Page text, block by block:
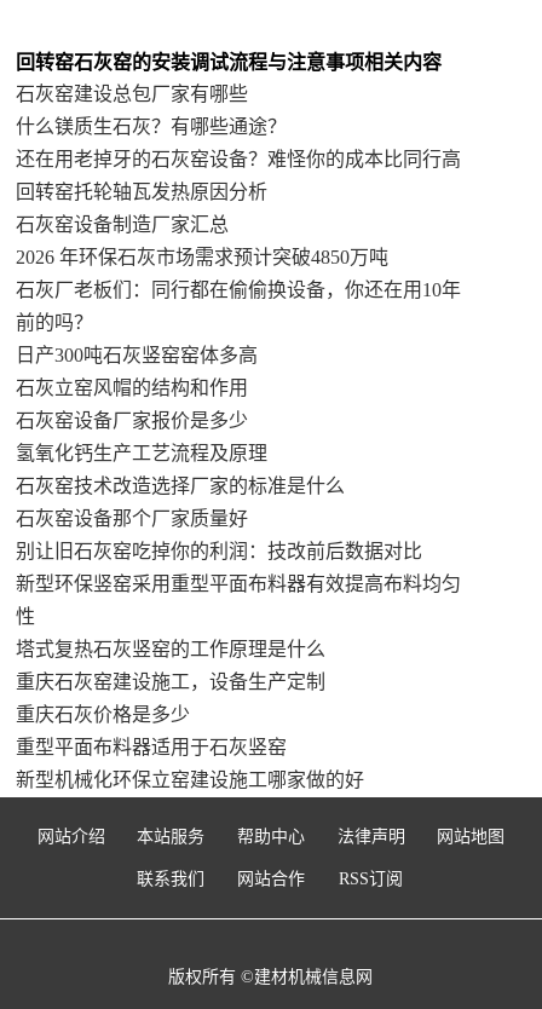
回转窑石灰窑的安装调试流程与注意事项相关内容
石灰窑建设总包厂家有哪些
什么镁质生石灰？有哪些通途？
还在用老掉牙的石灰窑设备？难怪你的成本比同行高
回转窑托轮轴瓦发热原因分析
石灰窑设备制造厂家汇总
2026 年环保石灰市场需求预计突破4850万吨
石灰厂老板们：同行都在偷偷换设备，你还在用10年
前的吗？
日产300吨石灰竖窑窑体多高
石灰立窑风帽的结构和作用
石灰窑设备厂家报价是多少
氢氧化钙生产工艺流程及原理
石灰窑技术改造选择厂家的标准是什么
石灰窑设备那个厂家质量好
别让旧石灰窑吃掉你的利润：技改前后数据对比
新型环保竖窑采用重型平面布料器有效提高布料均匀
性
塔式复热石灰竖窑的工作原理是什么
重庆石灰窑建设施工，设备生产定制
重庆石灰价格是多少
重型平面布料器适用于石灰竖窑
新型机械化环保立窑建设施工哪家做的好
网站介绍 本站服务 帮助中心 法律声明 网站地图
联系我们 网站合作 RSS订阅
版权所有 ©建材机械信息网